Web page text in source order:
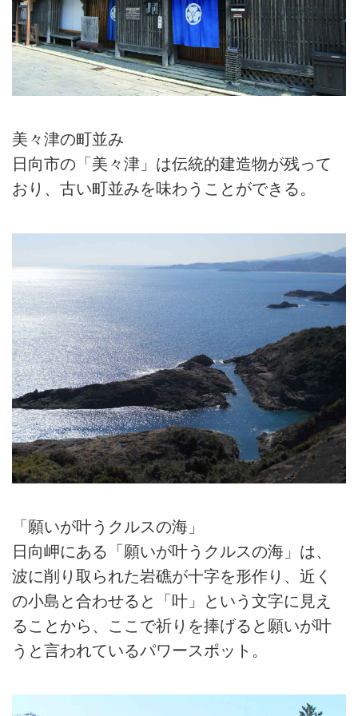
美々津の町並み
日向市の「美々津」は伝統的建造物が残って
おり、古い町並みを味わうことができる。
「願いが叶うクルスの海」
日向岬にある「願いが叶うクルスの海」は、
波に削り取られた岩礁が十字を形作り、近く
の小島と合わせると「叶」という文字に見え
ることから、ここで祈りを捧げると願いが叶
うと言われているパワースポット。